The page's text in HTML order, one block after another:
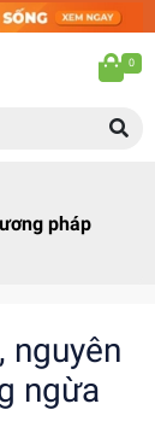
0
pháp
nguyên
ngừa